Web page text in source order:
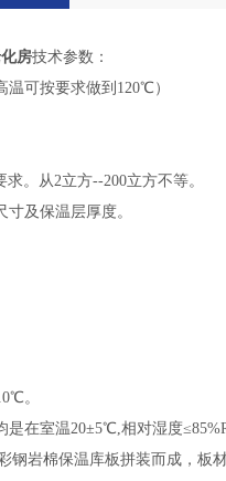
房技术参数：
可按要求做到120℃）
。从2立方--200立方不等。
及保温层厚度。
。
是在室温20±5℃,相对湿度
钢岩棉保温库板拼装而成，板